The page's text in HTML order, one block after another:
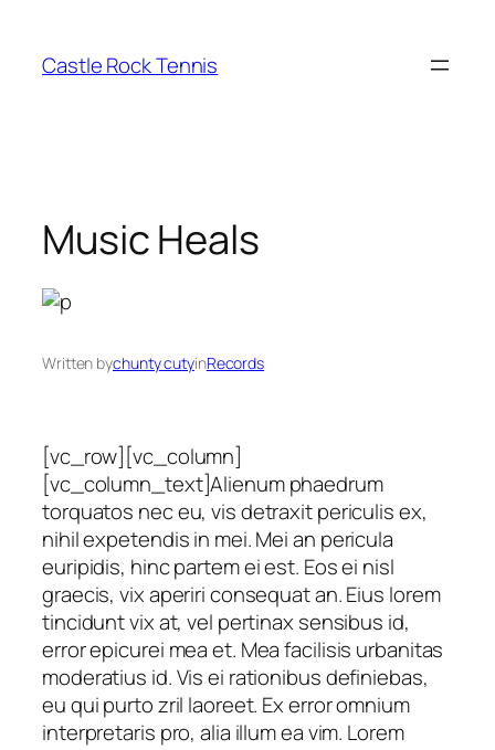
content
Castle Rock Tennis
Music Heals
Written bychunty cutyinRecords
[vc_row][vc_column]
[vc_column_text]Alienum phaedrum
torquatos nec eu, vis detraxit periculis ex,
nihil expetendis in mei. Mei an pericula
euripidis, hinc partem ei est. Eos ei nisl
graecis, vix aperiri consequat an. Eius lorem
tincidunt vix at, vel pertinax sensibus id,
error epicurei mea et. Mea facilisis urbanitas
moderatius id. Vis ei rationibus definiebas,
eu qui purto zril laoreet. Ex error omnium
interpretaris pro, alia illum ea vim. Lorem